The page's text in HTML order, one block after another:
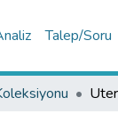
Talep/Soru